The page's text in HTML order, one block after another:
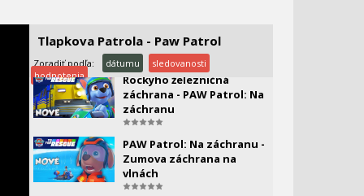
Tlapkova Patrola - Paw Patrol
Zoradiť podľa: dátumu
sledovanosti
hodnotenia
člna
Rockyho železničná
záchrana - PAW Patrol: Na
záchranu
PAW Patrol: Na záchranu -
Zumova záchrana na
vlnách